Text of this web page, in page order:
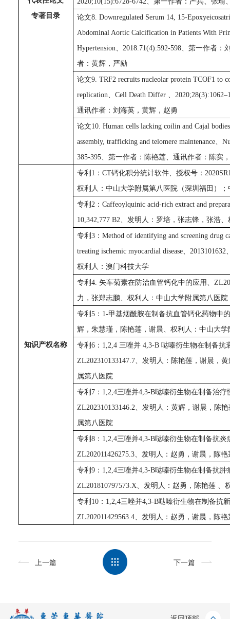
专著目录
论文8. Downregulated Serum 14, 15-
Abdominal Aortic Calcification in Patients With
Hypertension、2018.71(4):592-598、第一作者
者：黄辉，严励
论文9. TRF2 recruits nucleolar protein TCOF1 to
replication、Cell Death Differ 、
通讯作者：刘海英，黄辉，赵勇
论文10.Human cells lacking coilin and Cajal
assembly, trafficking and telomere maintenance 、
385-395 、第一作者：陈艳莲、通讯作者： 陈实
知识产权名称
专利 1 ：CT钙化积分统计软件、授权号：
权利人：中山大学附属第八医院（深圳福田）
专利 2 ：Caffeoylquinic acid-rich extract and
10,342,777 B2 、发明人：罗培，张志锋，张浩
专利3 ：Method of identifying and screening drug
treating ischemic myocardial disease
2013101632
权利人：澳门科技大学
专利4. 矢车菊素在防治血管钙化中的应用、
力，张郑志鹏、权利人：中山大学附属第八医院
专利5 ： 1-甲基烟酰胺在制备抗血管钙化药物中
辉，朱慧瑾，陈艳莲，谢晨、权利人：中山大学
专利6 ： 1,2,4 三唑并 4,3-B 哒嗪衍生物在制备抗
ZL202310133147.7 、发明人：陈艳莲，谢晨，
属第八医院
专利 7 ： 1,2,4三唑并4,3-B哒嗪衍生物在制备治
ZL202310133146.2 、发明人：黄辉，谢晨，陈
属第八医院
专利8： 1,2,4三唑并4,3-B哒嗪衍生物在制备抗
ZL202011426275.3 、发明人：赵勇，谢晨，陈
专利9 ： 1,2,4三唑并4,3-B哒嗪衍生物在制备抗肿
ZL201810797573.X、 发明人：赵勇，陈艳莲 、
专利 10 ： 1,2,4三唑并4,3-B哒嗪衍生物在制备抗
ZL202011429563.4 、发明人：赵勇，谢晨，陈艳
上一篇 下一篇